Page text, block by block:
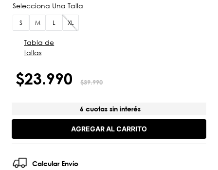
S M L XL
Tabla de
tallas
$23.990 $39.990
6 cuotas sin interés
AGREGAR AL CARRITO
Calcular Envío